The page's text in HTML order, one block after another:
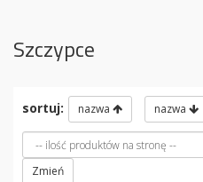
Szczypce
sortuj: nazwa nazwa
Zmień